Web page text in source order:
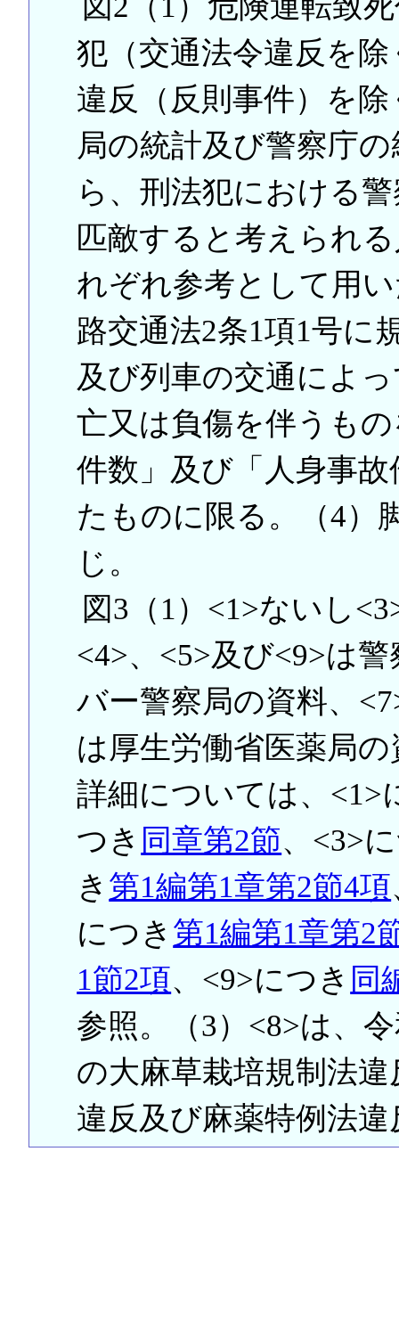
図2（1）危険運転致
犯（交通法令違反を
違反（反則事件）を
局の統計及び警察庁
ら、刑法犯における
匹敵すると考えられ
れぞれ参考として用
路交通法2条1項1号に
及び列車の交通によ
亡又は負傷を伴うも
件数」及び「人身事
たものに限る。（4）
じ。
図3（1）<1>ないし
<4>、<5>及び<9>は
バー警察局の資料、
は厚生労働省医薬局
詳細については、<1>
つき 同章第2節、<3>
き 第1編第1章第2節4項
につき 第1編第1章第2
1節2項、<9>につき 同
参照。（3）<8>は、
の大麻草栽培規制法
違反及び麻薬特例法